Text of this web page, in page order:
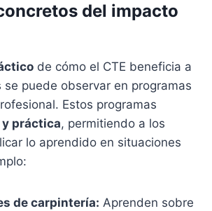
del impacto
de cómo el CTE beneficia a
puede observar en programas
Estos programas
práctica, permitiendo a los
lo aprendido en situaciones
de carpintería: Aprenden sobre